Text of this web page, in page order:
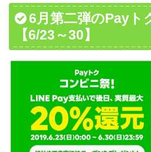
6月第二弾のPayト
【6/23～30】